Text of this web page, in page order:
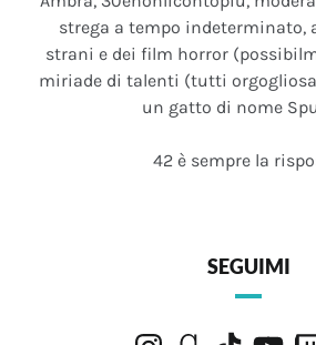
strega a tempo indeterminato,
strani e dei film horror
miriade di talenti (tutti
un gatto di nome
42 è sempre la
SEGUIMI
InstagramGoodreads
TikTokYouTube